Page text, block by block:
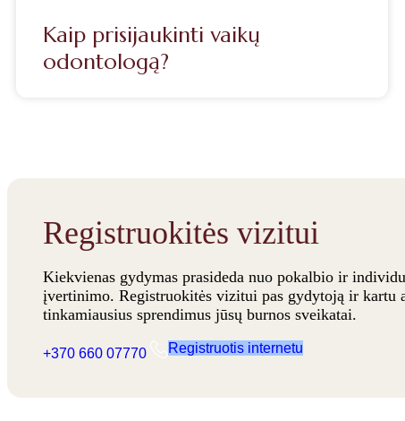
Kaip prisijaukinti vaikų
odontologą?
Registruokitės vizitui
Kiekvienas gydymas prasideda nuo pokalbio ir
įvertinimo. Registruokitės vizitui pas gydytoją ir kartu
tinkamiausius sprendimus jūsų burnos sveikatai.
+370 660 07770 Registruotis internetu